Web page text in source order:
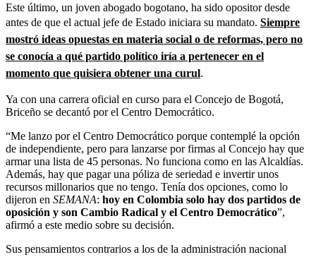
Este último, un joven abogado bogotano, ha sido opositor desde
antes de que el actual jefe de Estado iniciara su mandato. Siempre
mostró ideas opuestas en materia social o de reformas, pero no
se conocía a qué partido político iría a pertenecer en el
momento que quisiera obtener una curul.
Ya con una carrera oficial en curso para el Concejo de Bogotá,
Briceño se decantó por el Centro Democrático.
“Me lanzo por el Centro Democrático porque contemplé la opción
de independiente, pero para lanzarse por firmas al Concejo hay que
armar una lista de 45 personas. No funciona como en las Alcaldías.
Además, hay que pagar una póliza de seriedad e invertir unos
recursos millonarios que no tengo. Tenía dos opciones, como lo
dijeron en SEMANA: hoy en Colombia solo hay dos partidos de
oposición y son Cambio Radical y el Centro Democrático”,
afirmó a este medio sobre su decisión.
Sus pensamientos contrarios a los de la administración nacional